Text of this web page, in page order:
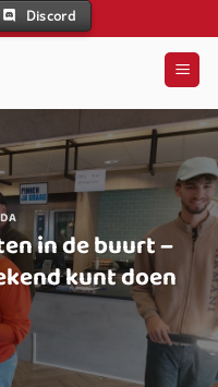
Discord
in de buurt –
kunt doen